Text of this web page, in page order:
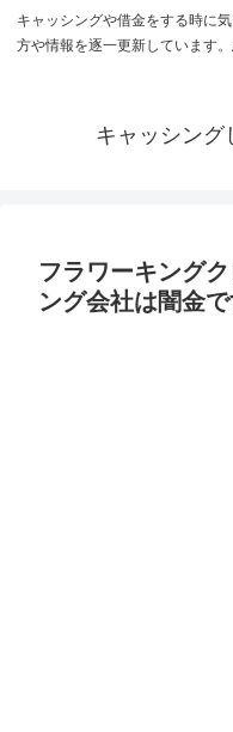
キャッシングや借金をする時に
方や情報を逐一更新しています
キャッシング
フラワーキング
ング会社は闇金で